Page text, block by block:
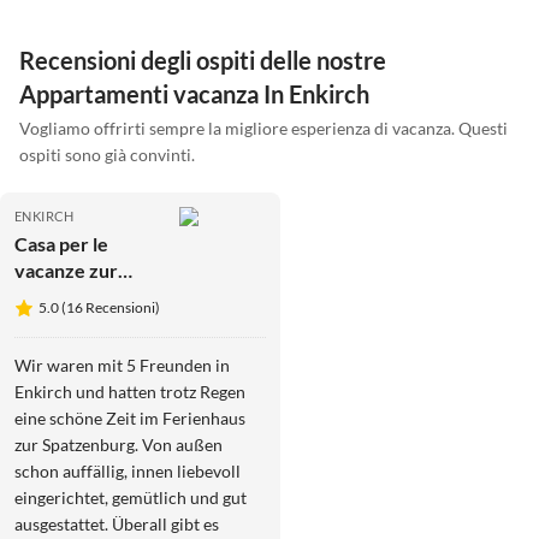
Recensioni degli ospiti delle nostre
Appartamenti vacanza In Enkirch
Vogliamo offrirti sempre la migliore esperienza di vacanza. Questi
ospiti sono già convinti.
ENKIRCH
Casa per le
vacanze zur
Spatzenburg
5.0 (16 Recensioni)
Wir waren mit 5 Freunden in
Enkirch und hatten trotz Regen
eine schöne Zeit im Ferienhaus
zur Spatzenburg. Von außen
schon auffällig, innen liebevoll
eingerichtet, gemütlich und gut
ausgestattet. Überall gibt es